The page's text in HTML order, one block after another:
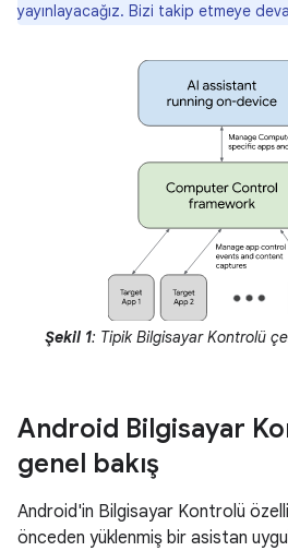
yayınlayacağız. Bizi takip etmeye
Şekil 1: Tipik Bilgisayar Kontrolü
Android Bilgisayar
genel bakış
Android'in Bilgisayar Kontrolü
önceden yüklenmiş bir asistan